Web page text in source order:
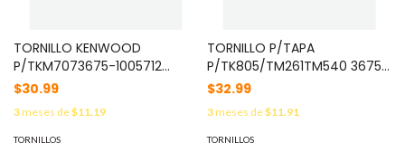
TORNILLO KENWOOD
P/TKM7073675-1005712
27/12/2001 MOD: N09207705
$30.99
3meses de$11.19
TORNILLOS
TORNILLO P/TAPA
P/TK805/TM261TM540 3675-
7005686 13/06/2007 MOD:
N33260645
$32.99
3meses de$11.91
TORNILLOS